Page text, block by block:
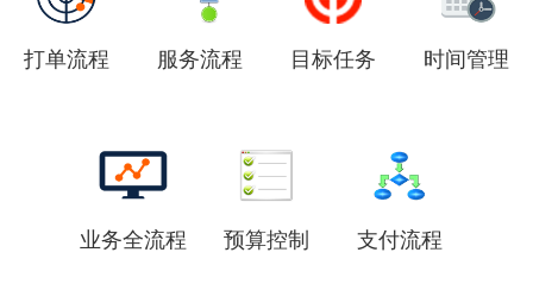
打单流程 服务流程 目标任务 时间管理
业务全流程 预算控制 支付流程